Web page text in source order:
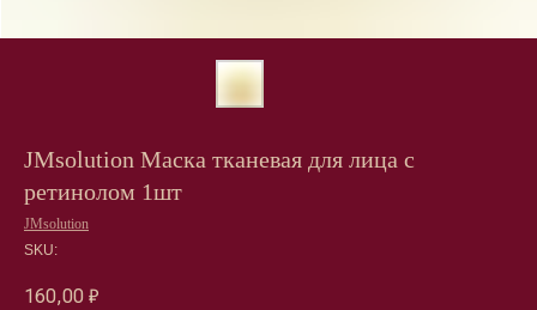
JMsolution Маска тканевая для лица с
ретинолом 1шт
JMsolution
SKU:
160,00 ₽